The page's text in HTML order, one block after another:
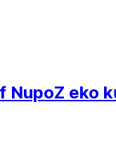
NupoZ eko